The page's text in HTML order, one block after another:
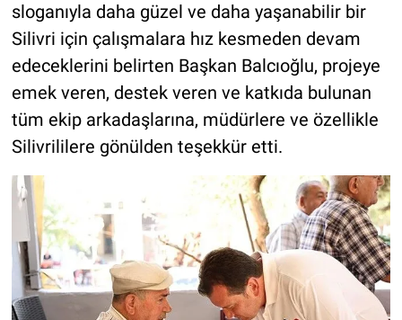
sloganıyla daha güzel ve daha yaşanabilir bir
Silivri için çalışmalara hız kesmeden devam
edeceklerini belirten Başkan Balcıoğlu, projeye
emek veren, destek veren ve katkıda bulunan
tüm ekip arkadaşlarına, müdürlere ve özellikle
Silivrililere gönülden teşekkür etti.